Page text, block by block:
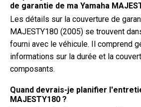
de garantie de ma Yamaha
Les détails sur la couverture de
MAJESTY180 (2005) se trouvent
fourni avec le véhicule. Il comprend
informations sur la durée et la
composants.
Quand devrais-je planifier
MAJESTY180 ?